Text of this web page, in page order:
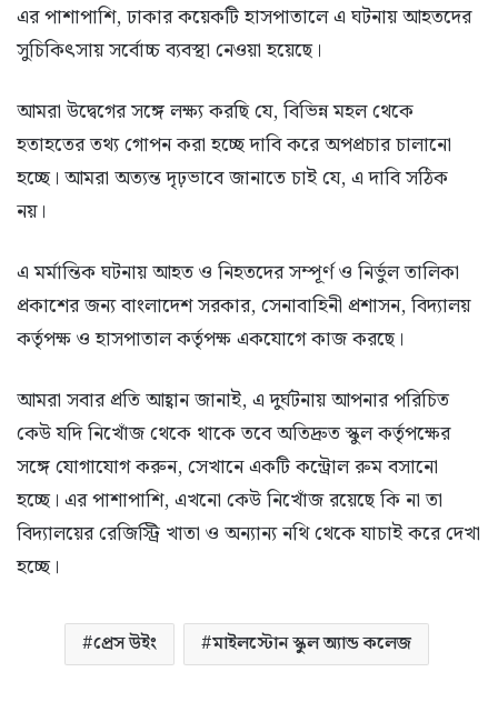
এর পাশাপাশি, ঢাকার কয়েকটি হাসপাতালে এ ঘটনায় আহতদের
সুচিকিৎসায় সর্বোচ্চ ব্যবস্থা নেওয়া হয়েছে।
আমরা উদ্বেগের সঙ্গে লক্ষ্য করছি যে, বিভিন্ন মহল থেকে
হতাহতের তথ্য গোপন করা হচ্ছে দাবি করে অপপ্রচার চালানো
হচ্ছে। আমরা অত্যন্ত দৃঢ়ভাবে জানাতে চাই যে, এ দাবি সঠিক
নয়।
এ মর্মান্তিক ঘটনায় আহত ও নিহতদের সম্পূর্ণ ও নির্ভুল তালিকা
প্রকাশের জন্য বাংলাদেশ সরকার, সেনাবাহিনী প্রশাসন, বিদ্যালয়
কর্তৃপক্ষ ও হাসপাতাল কর্তৃপক্ষ একযোগে কাজ করছে।
আমরা সবার প্রতি আহ্বান জানাই, এ দুর্ঘটনায় আপনার পরিচিত
কেউ যদি নিখোঁজ থেকে থাকে তবে অতিদ্রুত স্কুল কর্তৃপক্ষের
সঙ্গে যোগাযোগ করুন, সেখানে একটি কন্ট্রোল রুম বসানো
হচ্ছে। এর পাশাপাশি, এখনো কেউ নিখোঁজ রয়েছে কি না তা
বিদ্যালয়ের রেজিস্ট্রি খাতা ও অন্যান্য নথি থেকে যাচাই করে দেখা
হচ্ছে।
প্রেস উইং মাইলস্টোন স্কুল অ্যান্ড কলেজ